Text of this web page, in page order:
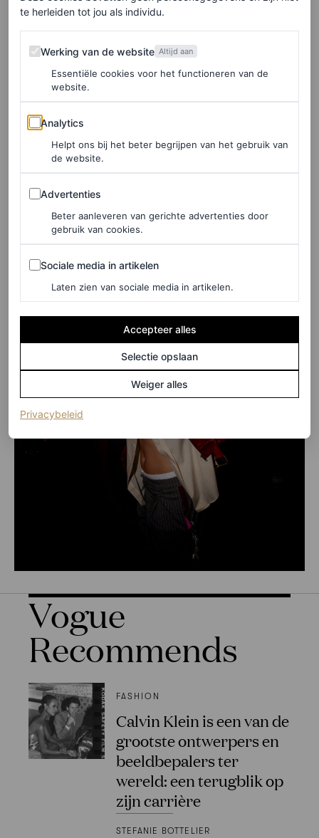
evenement gratis (!) te bemachtigen.
Alles terugzien over het event? Dat doe je op de social
kanalen van PATTA (@patta_nl).
Vogue
Recommends
FASHION
Calvin Klein is een van de
grootste ontwerpers en
beeldbepalers ter
wereld: een terugblik op
zijn carrière
STEFANIE BOTTELIER
te herleiden tot jou als individu.
Werking van de website
Werking van de website Altijd aan
Essentiële cookies voor het functioneren van de
website.
Analytics
Analytics
Helpt ons bij het beter begrijpen van het gebruik van
de website.
Advertenties
Advertenties
Beter aanleveren van gerichte advertenties door
gebruik van cookies.
Sociale media in artikelen
Sociale media in artikelen
Laten zien van sociale media in artikelen.
Accepteer alles
Selectie opslaan
Weiger alles
Privacybeleid